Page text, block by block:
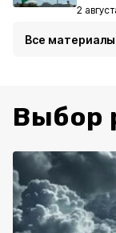
2
Все материалы
Выбор